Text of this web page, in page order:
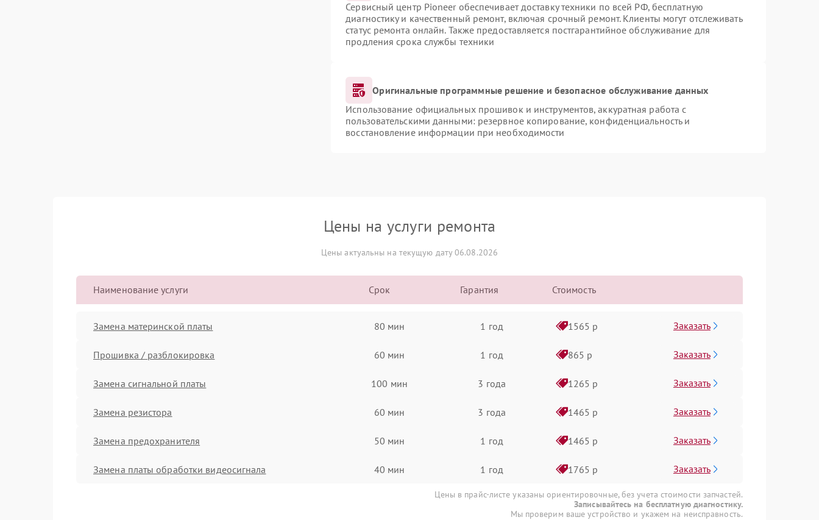
Сервисный центр Pioneer обеспечивает доставку техники по всей РФ, бесплатную
диагностику и качественный ремонт, включая срочный ремонт. Клиенты могут отслеживать
статус ремонта онлайн. Также предоставляется постгарантийное обслуживание для
продления срока службы техники
Оригинальные программные решение и безопасное обслуживание данных
Использование официальных прошивок и инструментов, аккуратная работа с
пользовательскими данными: резервное копирование, конфиденциальность и
восстановление информации при необходимости
Цены на услуги ремонта
Цены актуальны на текущую дату 06.08.2026
Наименование услуги Срок Гарантия Стоимость
Замена материнской платы 80 мин 1 год 1565 р Заказать
Прошивка / разблокировка 60 мин 1 год 865 р Заказать
Замена сигнальной платы 100 мин 3 года 1265 р Заказать
Замена резистора 60 мин 3 года 1465 р Заказать
Замена предохранителя 50 мин 1 год 1465 р Заказать
Замена платы обработки видеосигнала 40 мин 1 год 1765 р Заказать
Цены в прайс-листе указаны ориентировочные, без учета стоимости запчастей.
Записывайтесь на бесплатную диагностику.
Мы проверим ваше устройство и укажем на неисправность.